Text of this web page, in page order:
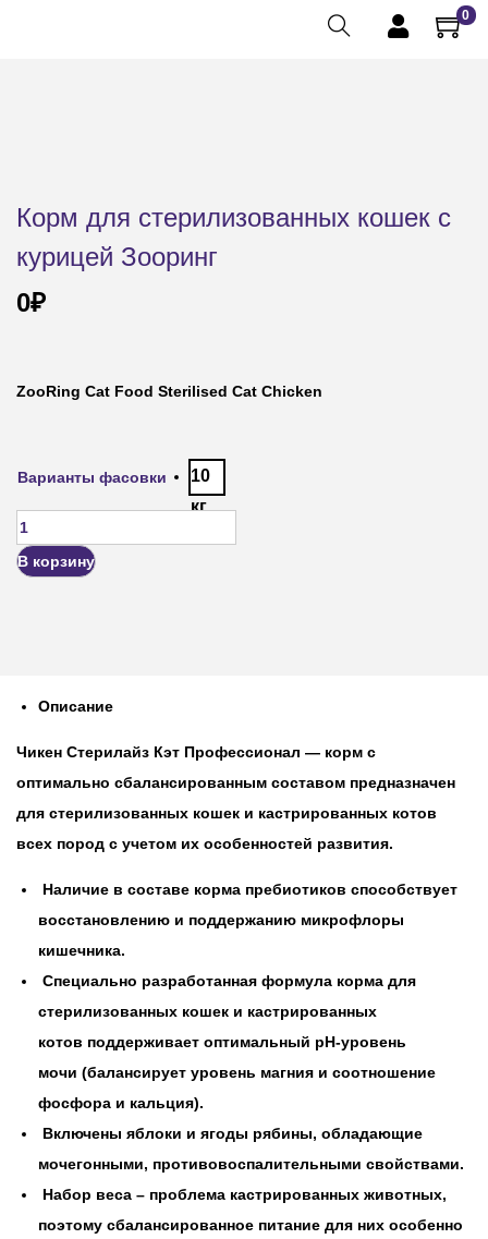
0
Корм для стерилизованных кошек с
курицей Зооринг
0₽
ZooRing Cat Food Sterilised Cat Chicken
Варианты фасовки
10
кг
В корзину
Описание
Чикен Стерилайз Кэт Профессионал — корм с
оптимально сбалансированным составом предназначен
для стерилизованных кошек и кастрированных котов
всех пород с учетом их особенностей развития.
Наличие в составе корма пребиотиков способствует
восстановлению и поддержанию микрофлоры
кишечника.
Специально разработанная формула корма для
стерилизованных кошек и кастрированных
котов поддерживает оптимальный pH-уровень
мочи (балансирует уровень магния и соотношение
фосфора и кальция).
Включены яблоки и ягоды рябины, обладающие
мочегонными, противовоспалительными свойствами.
Набор веса – проблема кастрированных животных,
поэтому сбалансированное питание для них особенно